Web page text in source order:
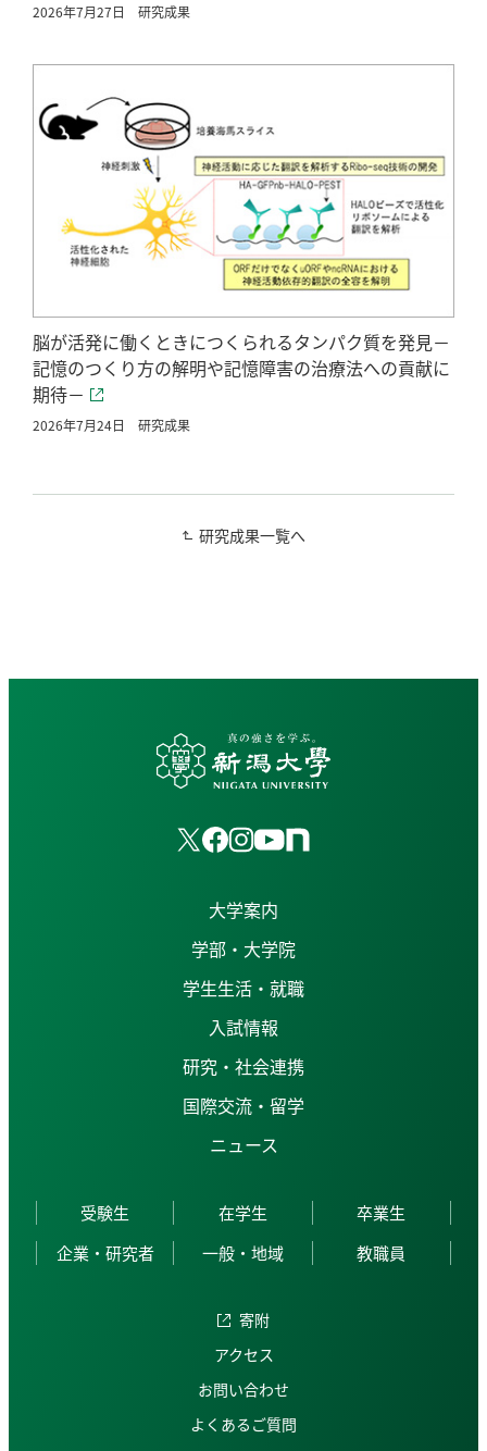
2026年7月27日 研究成果
脳が活発に働くときにつくられるタンパク質を発見－
記憶のつくり方の解明や記憶障害の治療法への貢献に
期待－
2026年7月24日 研究成果
研究成果一覧へ
大学案内
学部・大学院
学生生活・就職
入試情報
研究・社会連携
国際交流・留学
ニュース
受験生 在学生
卒業生
企業・研究者
一般・地域 教職員
寄附
アクセス
お問い合わせ
よくあるご質問